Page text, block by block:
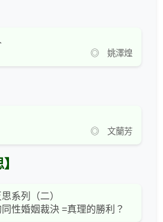
◎ 姚澤煌
◎ 文蘭芳
系列（二）
性婚姻裁決 =真理的勝利？